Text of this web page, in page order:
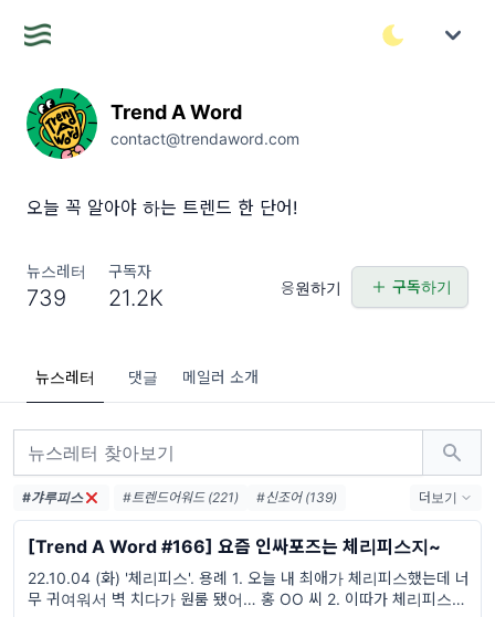
Trend A Word
contact@trendaword.com
오늘 꼭 알아야 하는 트렌드 한 단어!
뉴스레터
739
구독자
21.2K 응원하기 구독하기
뉴스레터 댓글 메일러 소개
#갸루피스 #트렌드어워드 (221)
#신조어 (139)
#trendaword (117)
#유행어 (57)
#휴재 (29)
#트렌드어워드뉴스레터 (27)
#요즘밈 (27)
#트렌드어워드레터 (27)
#2026밈 (26)
#밈 (24)
#MZ세대 (23)
더보기
[Trend A Word #166] 요즘 인싸포즈는 체리피스지~
22.10.04 (화) '체리피스'. 용례 1. 오늘 내 최애가 체리피스했는데 너
무 귀여워서 벽 치다가 원룸 됐어… 홍 OO 씨 2. 이따가 체리피스하